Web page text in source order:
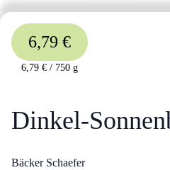
Dinkel-
Bäcker Schaefer
6,79 €
6,79 € / 750 g